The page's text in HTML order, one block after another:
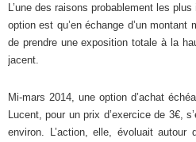
L’une des raisons probablement les plus
option est qu’en échange d’un
de prendre une exposition totale à la
jacent.
Mi-mars 2014, une option d’achat
Lucent, pour un prix d’exercice de 3€,
environ. L’action, elle, évoluait